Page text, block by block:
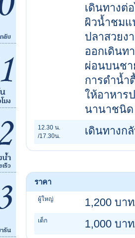
เดินทางต่
ผิวน้ำชมแ
ปลาสวยง
ออกเดินท
ผ่อนบนชา
การดำน้ำ
ให้อาหาร
นานาชนิด
12.30 น.
/17.30น.
เดินทางก
ราคา
ผู้ใหญ่ 1,200 บา
เด็ก 1,000 บา